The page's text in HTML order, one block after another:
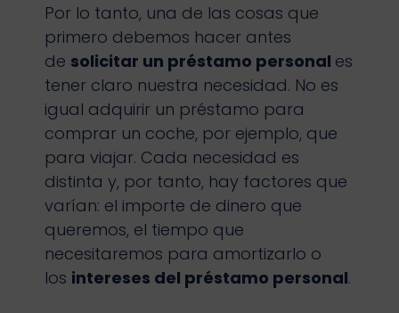
Por lo tanto, una de las cosas que
primero debemos hacer antes
de solicitar un préstamo personal es
tener claro nuestra necesidad. No es
igual adquirir un préstamo para
comprar un coche, por ejemplo, que
para viajar. Cada necesidad es
distinta y, por tanto, hay factores que
varían: el importe de dinero que
queremos, el tiempo que
necesitaremos para amortizarlo o
los intereses del préstamo personal.